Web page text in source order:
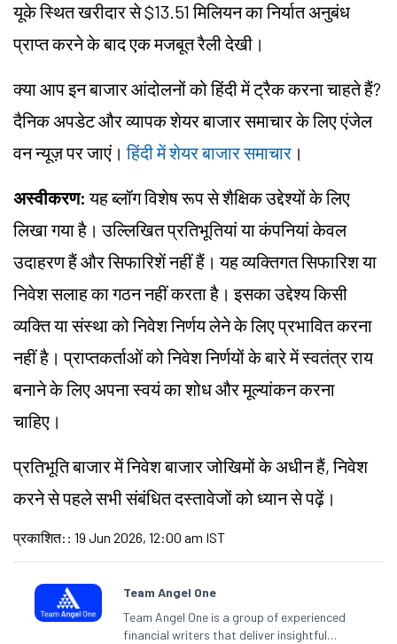
यूके स्थित खरीदार से $13.51 मिलियन का निर्यात अनुबंध
प्राप्त करने के बाद एक मजबूत रैली देखी।
क्या आप इन बाजार आंदोलनों को हिंदी में ट्रैक करना चाहते हैं?
दैनिक अपडेट और व्यापक शेयर बाजार समाचार के लिए एंजेल
वन न्यूज़ पर जाएं। हिंदी में शेयर बाजार समाचार ।
अस्वीकरण: यह ब्लॉग विशेष रूप से शैक्षिक उद्देश्यों के लिए
लिखा गया है। उल्लिखित प्रतिभूतियां या कंपनियां केवल
उदाहरण हैं और सिफारिशें नहीं हैं। यह व्यक्तिगत सिफारिश या
निवेश सलाह का गठन नहीं करता है। इसका उद्देश्य किसी
व्यक्ति या संस्था को निवेश निर्णय लेने के लिए प्रभावित करना
नहीं है। प्राप्तकर्ताओं को निवेश निर्णयों के बारे में स्वतंत्र राय
बनाने के लिए अपना स्वयं का शोध और मूल्यांकन करना
चाहिए।
प्रतिभूति बाजार में निवेश बाजार जोखिमों के अधीन हैं, निवेश
करने से पहले सभी संबंधित दस्तावेजों को ध्यान से पढ़ें।
प्रकाशित: : 19 Jun 2026, 12:00 am IST
Team Angel One
Team Angel One is a group of experienced
financial writers that deliver insightful